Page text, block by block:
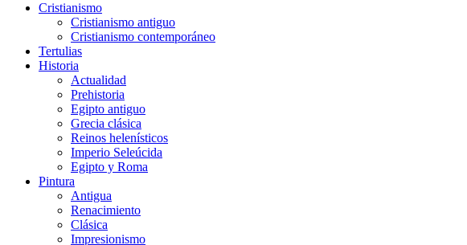
Cristianismo
Cristianismo antiguo
Cristianismo contemporáneo
Tertulias
Historia
Actualidad
Prehistoria
Egipto antiguo
Grecia clásica
Reinos helenísticos
Imperio Seleúcida
Egipto y Roma
Pintura
Antigua
Renacimiento
Clásica
Impresionismo